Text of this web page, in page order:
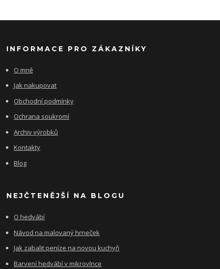
INFORMACE PRO ZÁKAZNÍKY
O mně
Jak nakupovat
Obchodní podmínky
Ochrana soukromí
Archiv výrobků
Kontakty
Blog
NEJČTENĚJŠÍ NA BLOGU
O hedvábí
Návod na malovaný hrneček
Jak zabalit peníze na novou kuchyň
Barvení hedvábí v mikrovlnce